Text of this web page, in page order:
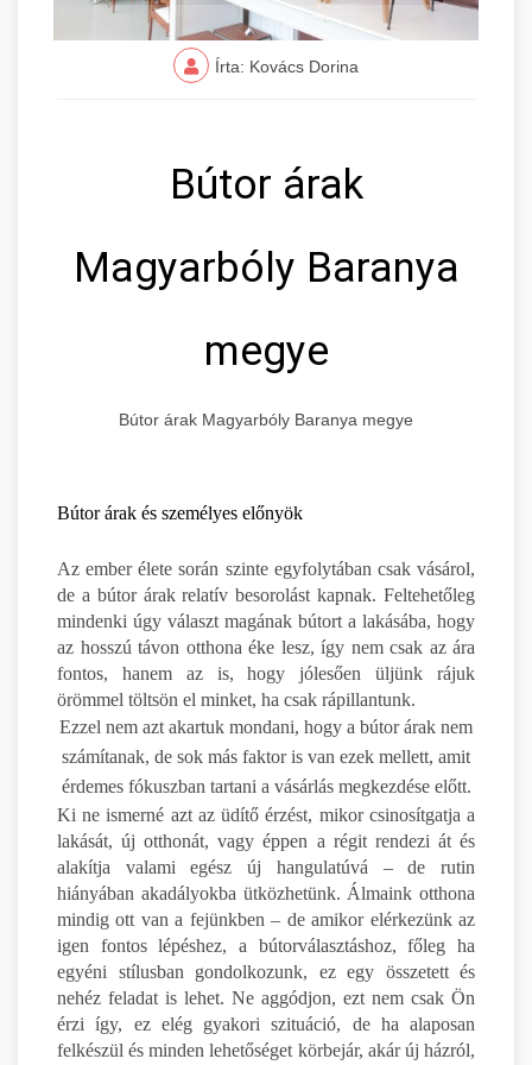
Írta: Kovács Dorina
Bútor árak
Magyarbóly Baranya
megye
Bútor árak Magyarbóly Baranya megye
Bútor árak és személyes előnyök
Az ember élete során szinte egyfolytában csak vásárol,
de a bútor árak relatív besorolást kapnak. Feltehetőleg
mindenki úgy választ magának bútort a lakásába, hogy
az hosszú távon otthona éke lesz, így nem csak az ára
fontos, hanem az is, hogy jólesően üljünk rájuk
örömmel töltsön el minket, ha csak rápillantunk.
Ezzel nem azt akartuk mondani, hogy a bútor árak nem
számítanak, de sok más faktor is van ezek mellett, amit
érdemes fókuszban tartani a vásárlás megkezdése előtt.
Ki ne ismerné azt az üdítő érzést, mikor csinosítgatja a
lakását, új otthonát, vagy éppen a régit rendezi át és
alakítja valami egész új hangulatúvá – de rutin
hiányában akadályokba ütközhetünk. Álmaink otthona
mindig ott van a fejünkben – de amikor elérkezünk az
igen fontos lépéshez, a bútorválasztáshoz, főleg ha
egyéni stílusban gondolkozunk, ez egy összetett és
nehéz feladat is lehet. Ne aggódjon, ezt nem csak Ön
érzi így, ez elég gyakori szituáció, de ha alaposan
felkészül és minden lehetőséget körbejár, akár új házról,